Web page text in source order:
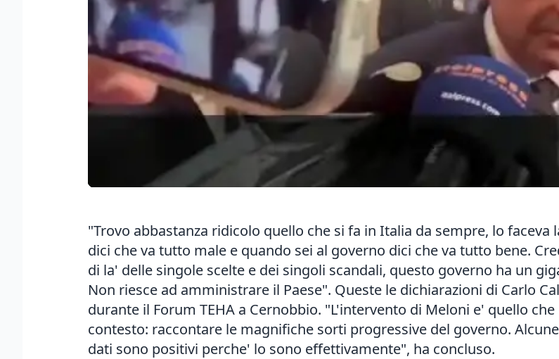
"Trovo abbastanza ridicolo quello che si fa in Italia da sempre, lo
dici che va tutto male e quando sei al governo dici che va tutto bene.
di la' delle singole scelte e dei singoli scandali, questo governo ha un
Non riesce ad amministrare il Paese". Queste le dichiarazioni di Carlo
durante il Forum TEHA a Cernobbio. "L'intervento di Meloni e' quello
contesto: raccontare le magnifiche sorti progressive del governo.
dati sono positivi perche' lo sono effettivamente", ha concluso.